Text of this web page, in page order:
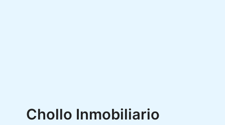
Chollo Inmobiliario